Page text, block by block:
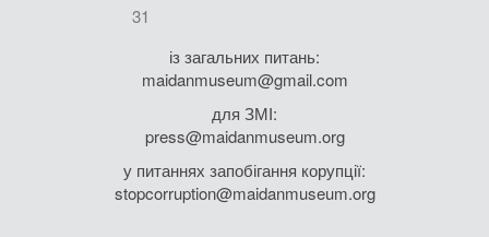
31
із загальних питань:
maidanmuseum@gmail.com
для ЗМІ:
press@maidanmuseum.org
у питаннях запобігання корупції:
stopcorruption@maidanmuseum.org